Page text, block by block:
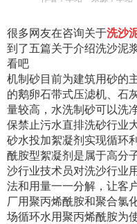
很多网友在咨询关于洗沙
到了五篇关于介绍洗沙泥
看吧
机制砂目前为建筑用砂的
的鹅卵石带式压滤机、石
量较高，水洗制砂可以洗
保禁止污水直排洗砂行业
砂水投加絮凝剂实现循环
酰胺型絮凝剂是属于高分
沙行业技术员对洗沙行业
法和用量一一分解，让客
厂用聚丙烯酰胺和聚合氯
场循环水用聚丙烯酰胺为